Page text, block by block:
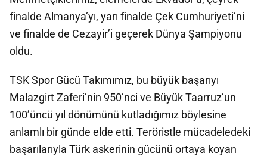
finalde Almanya’yı, yarı finalde Çek Cumhuriyeti’ni
ve finalde de Cezayir’i geçerek Dünya Şampiyonu
oldu.
TSK Spor Gücü Takımımız, bu büyük başarıyı
Malazgirt Zaferi’nin 950’nci ve Büyük Taarruz’un
100’üncü yıl dönümünü kutladığımız böylesine
anlamlı bir günde elde etti. Teröristle mücadeledeki
başarılarıyla Türk askerinin gücünü ortaya koyan